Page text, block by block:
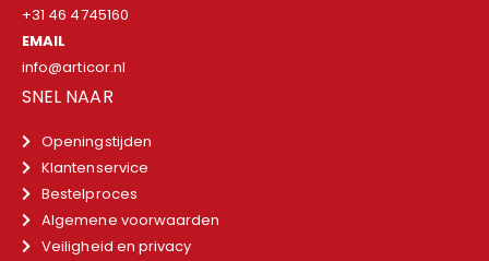
+31 46 4745160
EMAIL
info@articor.nl
SNEL NAAR
Openingstijden
Klantenservice
Bestelproces
Algemene voorwaarden
Veiligheid en privacy